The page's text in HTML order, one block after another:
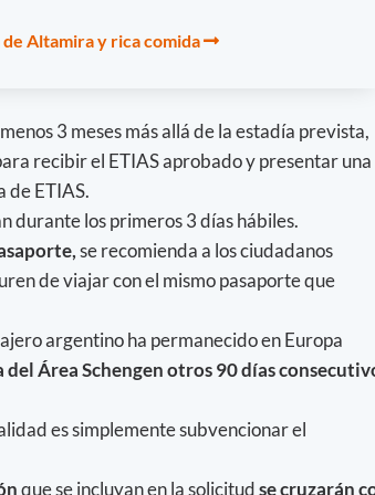
Altamira y rica comida
3 meses más allá de la estadía prevista,
recibir el ETIAS aprobado y presentar una
de ETIAS.
durante los primeros 3 días hábiles.
se recomienda a los ciudadanos
de viajar con el mismo pasaporte que
argentino ha permanecido en Europa
del Área Schengen otros 90 días
es simplemente subvencionar el
que se incluyan en la solicitudse cruzarán